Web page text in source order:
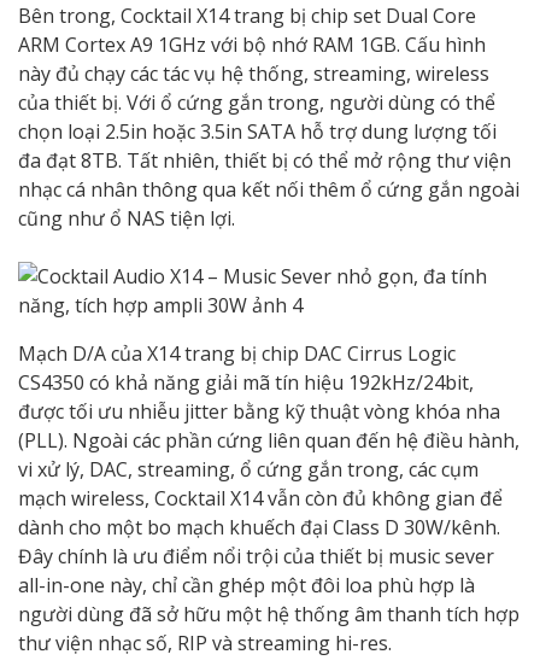
Bên trong, Cocktail X14 trang bị chip set Dual Core
ARM Cortex A9 1GHz với bộ nhớ RAM 1GB. Cấu hình
này đủ chạy các tác vụ hệ thống, streaming, wireless
của thiết bị. Với ổ cứng gắn trong, người dùng có thể
chọn loại 2.5in hoặc 3.5in SATA hỗ trợ dung lượng tối
đa đạt 8TB. Tất nhiên, thiết bị có thể mở rộng thư viện
nhạc cá nhân thông qua kết nối thêm ổ cứng gắn ngoài
cũng như ổ NAS tiện lợi.
Mạch D/A của X14 trang bị chip DAC Cirrus Logic
CS4350 có khả năng giải mã tín hiệu 192kHz/24bit,
được tối ưu nhiễu jitter bằng kỹ thuật vòng khóa nha
(PLL). Ngoài các phần cứng liên quan đến hệ điều hành,
vi xử lý, DAC, streaming, ổ cứng gắn trong, các cụm
mạch wireless, Cocktail X14 vẫn còn đủ không gian để
dành cho một bo mạch khuếch đại Class D 30W/kênh.
Đây chính là ưu điểm nổi trội của thiết bị music sever
all-in-one này, chỉ cần ghép một đôi loa phù hợp là
người dùng đã sở hữu một hệ thống âm thanh tích hợp
thư viện nhạc số, RIP và streaming hi-res.